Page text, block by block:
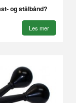
og stålbånd?
Les mer